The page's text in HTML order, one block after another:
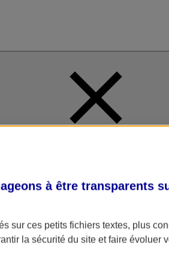
à être transparents
sur ces petits fichiers textes, plus
la sécurité du site et faire évoluer